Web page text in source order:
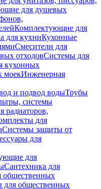
для душевых
Комплектующие для
для кухниКухонные
Смесители для
отходовСистемы для
кухонных
моекИнженерная
и подвод водыТрубы
системы
радиаторов,
для
Системы защиты от
для
для
Сантехника для
общественных
для общественных